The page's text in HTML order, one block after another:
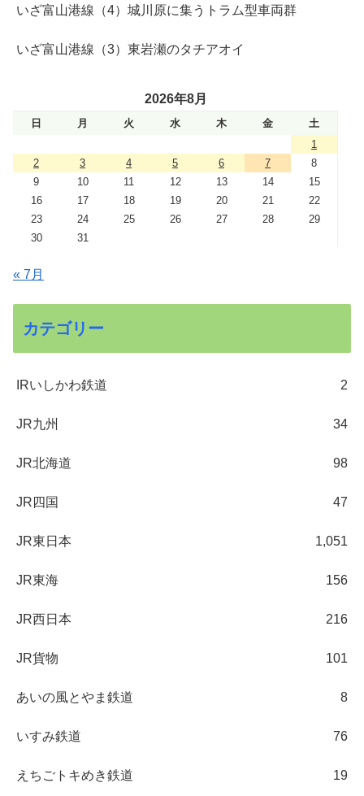
いざ富山港線（4）城川原に集うトラム型車両群
いざ富山港線（3）東岩瀬のタチアオイ
2026年8月
日 月 火 水 木 金
土
1
2
3 4 5 6 7
8
9
10 11 12 13 14
15
16
17 18 19 20 21
22
23
24 25 26 27 28
29
30
31
« 7月
カテゴリー
IRいしかわ鉄道 2
JR九州 34
JR北海道 98
JR四国 47
JR東日本 1,051
JR東海 156
JR西日本 216
JR貨物 101
あいの風とやま鉄道 8
いすみ鉄道 76
えちごトキめき鉄道 19